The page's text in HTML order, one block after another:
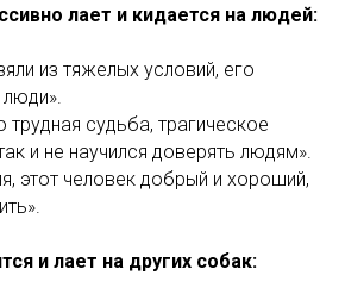
лает и кидается на людей:
из тяжелых условий, его
трудная судьба, трагическое
и не научился доверять людям».
этот человек добрый и хороший,
и лает на других собак: